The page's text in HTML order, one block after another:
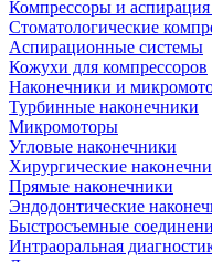
Компрессоры и аспирация
Стоматологические
Аспирационные системы
Кожухи для компрессоров
Наконечники и
Турбинные наконечники
Микромоторы
Угловые наконечники
Хирургические
Прямые наконечники
Эндодонтические
Быстросъемные
Интраоральная